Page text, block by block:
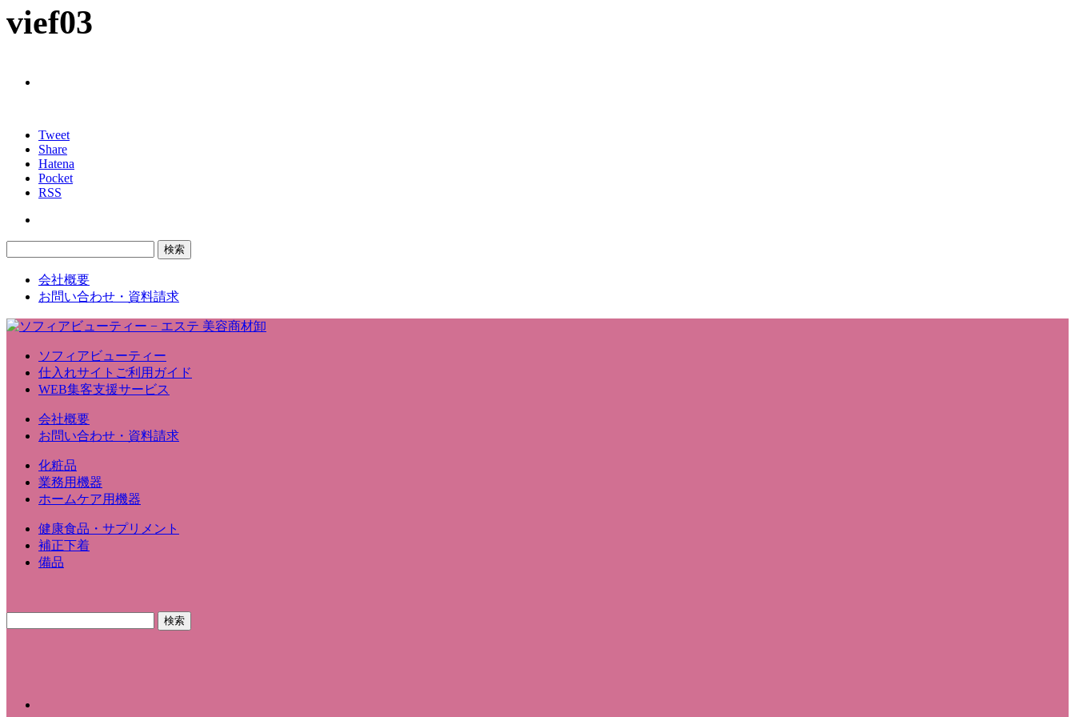
vief03
Tweet
Share
Hatena
Pocket
RSS
会社概要
お問い合わせ・資料請求
ソフィアビューティー
仕入れサイトご利用ガイド
WEB集客支援サービス
会社概要
お問い合わせ・資料請求
化粧品
業務用機器
ホームケア用機器
健康食品・サプリメント
補正下着
備品